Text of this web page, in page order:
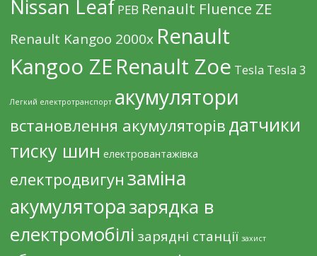
Nissan LeafPEB Renault Fluence ZE
Renault Kangoo 2000х Renault
Kangoo ZE Renault Zoe Tesla Tesla 3
Легкий електротранспорт акумулятори
встановлення акумуляторів датчики
тиску шин електровантажівка
електродвигун заміна
акумуляторазарядка в
електромобілі зарядні станції захист